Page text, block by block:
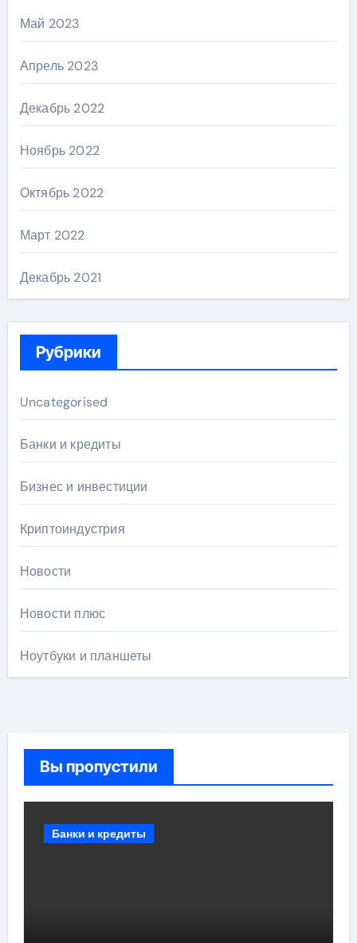
Май 2023
Апрель 2023
Декабрь 2022
Ноябрь 2022
Октябрь 2022
Март 2022
Декабрь 2021
Рубрики
Uncategorised
Банки и кредиты
Бизнес и инвестиции
Криптоиндустрия
Новости
Новости плюс
Ноутбуки и планшеты
Вы пропустили
Банки и кредиты